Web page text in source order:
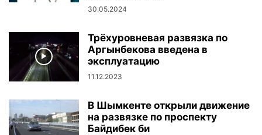
30.05.2024
Трёхуровневая развязка по
Аргынбекова введена в
эксплуатацию
11.12.2023
В Шымкенте открыли движение
на развязке по проспекту
Байдибек би